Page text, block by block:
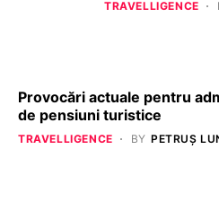
TRAVELLIGENCE
Provocări actuale pentru
de pensiuni turistice
TRAVELLIGENCE BY PETRUȘ